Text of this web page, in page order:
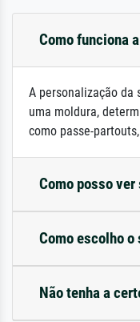
Como funciona
A personalização da
uma moldura,
como passe-
Como posso
Como escolho
Não tenha a